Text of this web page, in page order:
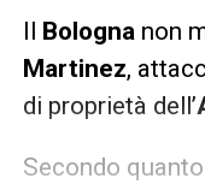
Bolognanon
Martinez,
di proprietà dell’
Secondo